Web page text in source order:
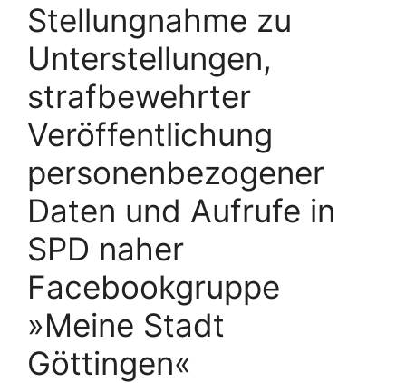
Stellungnahme zu
Unterstellungen,
strafbewehrter
Veröffentlichung
personenbezogener
Daten und Aufrufe in
SPD naher
Facebookgruppe
»Meine Stadt
Göttingen«